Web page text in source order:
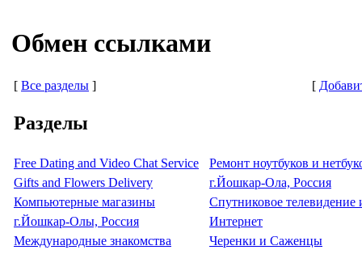
Обмен ссылками
[ Все разделы ] [
Разделы
Free Dating and Video Chat Service
Gifts and Flowers Delivery
Компьютерные магазины
г.Йошкар-Олы, Россия
Международные знакомства
Ремонт ноутбуков и
г.Йошкар-Ола, Россия
Спутниковое телевидение
Интернет
Черенки и Саженцы